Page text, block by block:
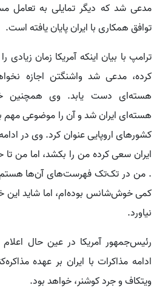
مدعی شد که دیگر تمایلی به تعامل
توافق همکاری با ایران پایان یافته است.
ترامپ با بیان اینکه آمریکا زمان زیادی
کرده، مدعی شد واشنگتن اجازه
هسته‌ای دست یابد. وی همچنین
هسته‌ای ایران شد و آن را موضوعی مهم
کشورهای اروپایی عنوان کرد. وی در
ایران سعی کرده من را بکشد، اما من
. من در تک‌تک فهرست‌های آن‌ها هستم.
کمی خوش‌شانس بوده‌ام، اما شاید
نیاورد.
رئیس‌جمهور آمریکا در عین حال اعلام
ادامه مذاکرات با ایران بر عهده
ویتکاف و جرد کوشنر، خواهد بود.